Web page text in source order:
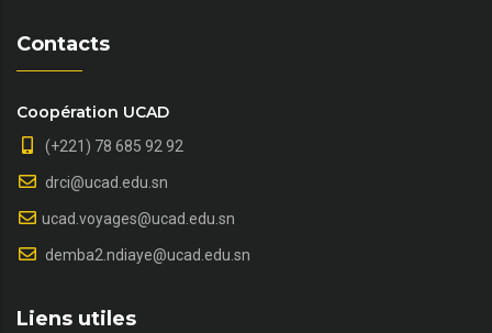
Contacts
Coopération UCAD
(+221) 78 685 92 92
drci@ucad.edu.sn
ucad.voyages@ucad.edu.sn
demba2.ndiaye@ucad.edu.sn
Liens utiles